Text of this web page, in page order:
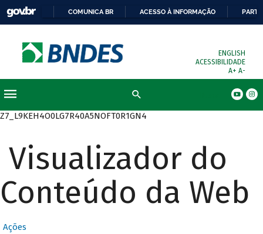
COMUNICA BR ACESSO À INFORMAÇÃO
ENGLISH
ACESSIBILIDADE
A+ A-
Z7_L9KEH4O0LG7R40A5NOFT0R1GN4
Visualizador do
Conteúdo da Web
Ações